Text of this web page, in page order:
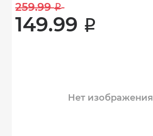
259.99 i
149.99 i
Нет изображения